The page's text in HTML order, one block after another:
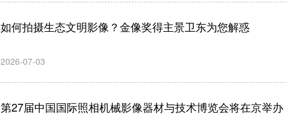
如何拍摄生态文明影像？金像奖得主景卫东为您解惑
2026-07-03
第27届中国国际照相机械影像器材与技术博览会将在京举办